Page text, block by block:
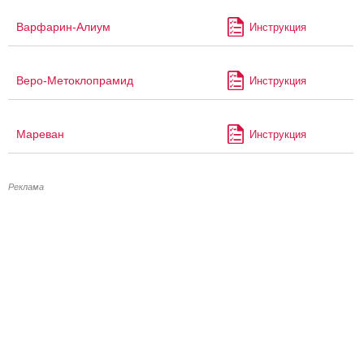
Варфарин-Алиум Инструкция
Веро-Метоклопрамид Инструкция
Мареван Инструкция
Реклама